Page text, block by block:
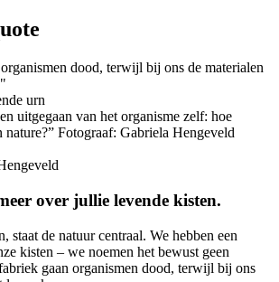
dood, terwijl bij ons de materialen
uitgegaan van het organisme zelf: hoe
nature?” Fotograaf: Gabriela Hengeveld
over jullie levende kisten.
staat de natuur centraal. We hebben een
kisten – we noemen het bewust geen
gaan organismen dood, terwijl bij ons